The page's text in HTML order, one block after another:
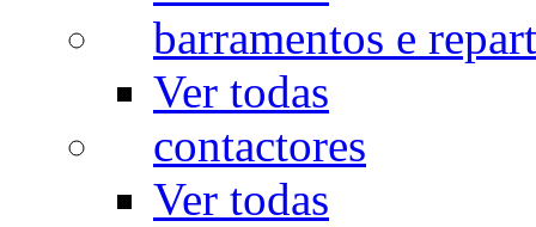
barramentos e
Ver todas
contactores
Ver todas